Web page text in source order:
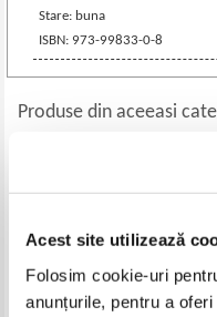
Acest site utilizează
Folosim cookie-uri
anunțurile, pentru a
Stare: buna
ISBN: 973-99833-0-8
Produse din aceeasi